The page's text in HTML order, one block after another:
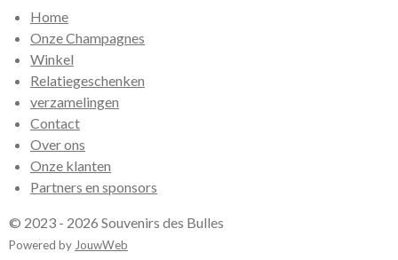
Home
Onze Champagnes
Winkel
Relatiegeschenken
verzamelingen
Contact
Over ons
Onze klanten
Partners en sponsors
© 2023 - 2026 Souvenirs des Bulles
Powered by JouwWeb